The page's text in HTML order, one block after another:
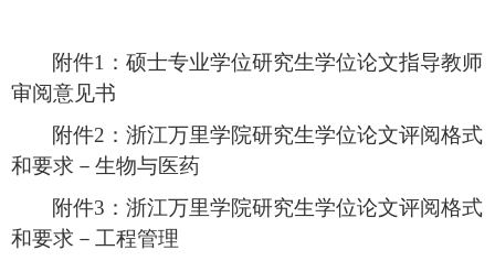
附件1：硕士专业学位研究生学位论文指导教师
审阅意见书
附件2：浙江万里学院研究生学位论文评阅格式
和要求－生物与医药
附件3：浙江万里学院研究生学位论文评阅格式
和要求－工程管理